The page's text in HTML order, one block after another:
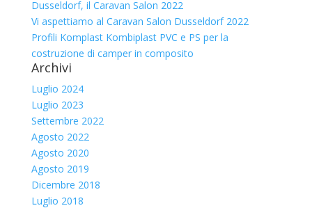
Dusseldorf, il Caravan Salon 2022
Vi aspettiamo al Caravan Salon Dusseldorf 2022
Profili Komplast Kombiplast PVC e PS per la
costruzione di camper in composito
Archivi
Luglio 2024
Luglio 2023
Settembre 2022
Agosto 2022
Agosto 2020
Agosto 2019
Dicembre 2018
Luglio 2018